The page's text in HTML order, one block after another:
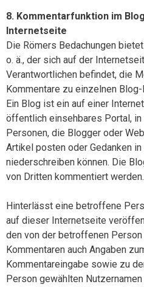
8. Kommentarfunktion im
Internetseite
Die Römers Bedachungen
o. ä., der sich auf der
Verantwortlichen befindet, die
Kommentare zu einzelnen
Ein Blog ist ein auf einer
öffentlich einsehbares Portal,
Personen, die Blogger oder
Artikel posten oder Gedanken
niederschreiben können. Die
von Dritten kommentiert werden.
Hinterlässt eine betroffene
auf dieser Internetseite
den von der betroffenen
Kommentaren auch Angaben
Kommentareingabe sowie zu
Person gewählten